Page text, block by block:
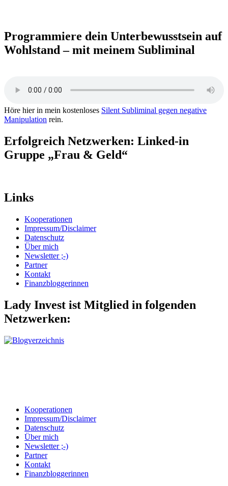
Programmiere dein Unterbewusstsein auf
Wohlstand – mit meinem Subliminal
Höre hier in mein kostenloses Silent Subliminal gegen negative
Manipulation rein.
Erfolgreich Netzwerken: Linked-in
Gruppe „Frau & Geld“
Links
Kooperationen
Impressum/Disclaimer
Datenschutz
Über mich
Newsletter ;-)
Partner
Kontakt
Finanzbloggerinnen
Lady Invest ist Mitglied in folgenden
Netzwerken:
Kooperationen
Impressum/Disclaimer
Datenschutz
Über mich
Newsletter ;-)
Partner
Kontakt
Finanzbloggerinnen